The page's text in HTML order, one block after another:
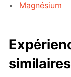
Magnésium
similaires